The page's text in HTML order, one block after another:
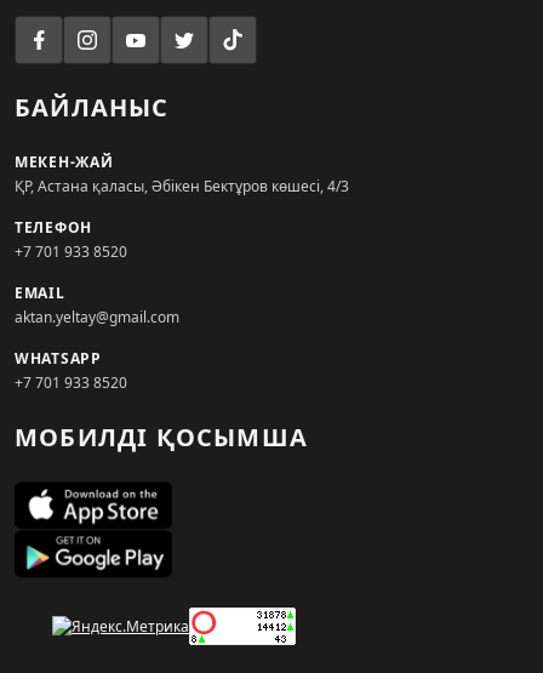
БАЙЛАНЫС
МЕКЕН-ЖАЙ
ҚР, Астана қаласы, Әбікен Бектұров көшесі, 4/3
ТЕЛЕФОН
+7 701 933 8520
EMAIL
aktan.yeltay@gmail.com
WHATSAPP
+7 701 933 8520
МОБИЛДІ ҚОСЫМША